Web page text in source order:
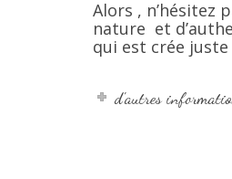
Alors , n’hésitez
nature et
qui est crée
d'autres